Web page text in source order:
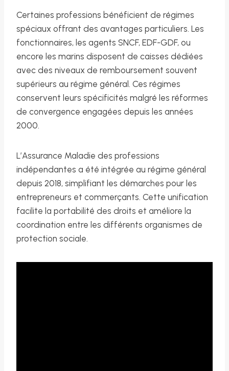
Certaines professions bénéficient de régimes
spéciaux offrant des avantages particuliers. Les
fonctionnaires, les agents SNCF, EDF-GDF, ou
encore les marins disposent de caisses dédiées
avec des niveaux de remboursement souvent
supérieurs au régime général. Ces régimes
conservent leurs spécificités malgré les réformes
de convergence engagées depuis les années
2000.
L’Assurance Maladie des professions
indépendantes a été intégrée au régime général
depuis 2018, simplifiant les démarches pour les
entrepreneurs et commerçants. Cette unification
facilite la portabilité des droits et améliore la
coordination entre les différents organismes de
protection sociale.